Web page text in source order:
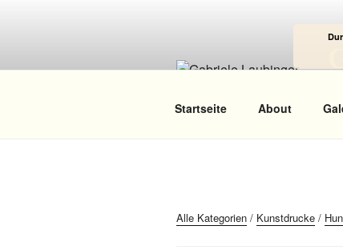
Startseite About
Alle Kategorien / Kunstdrucke /